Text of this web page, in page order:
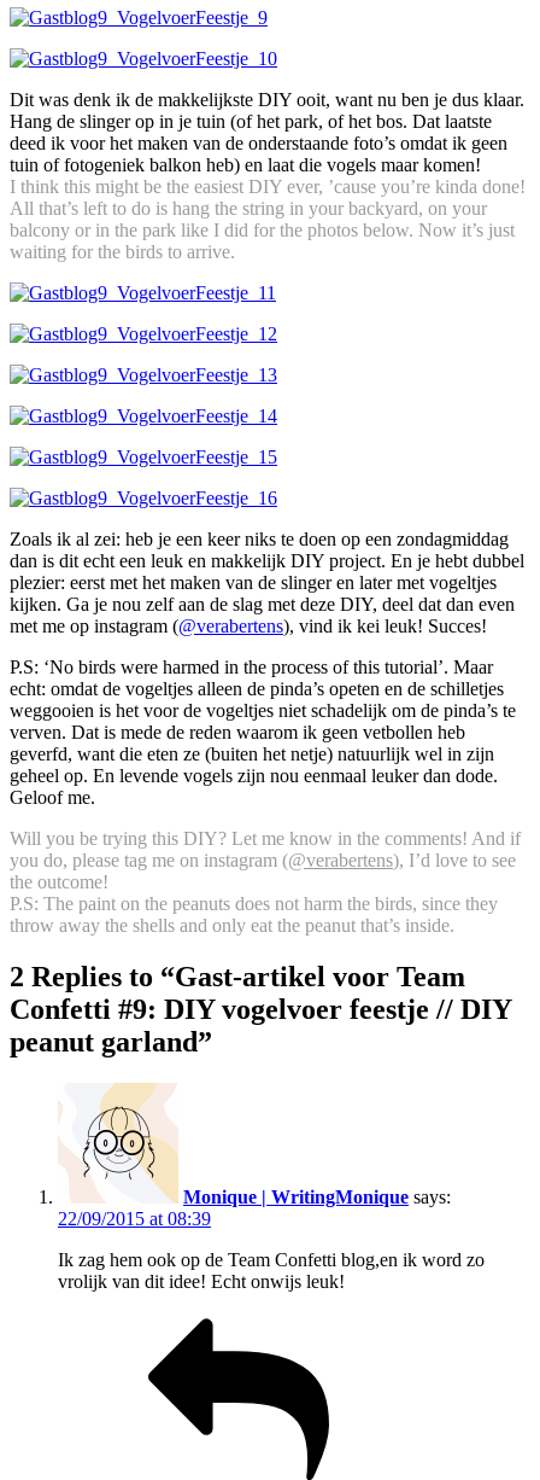
Dit was denk ik de makkelijkste DIY ooit, want nu ben je dus klaar.
Hang de slinger op in je tuin (of het park, of het bos. Dat laatste
deed ik voor het maken van de onderstaande foto’s omdat ik geen
tuin of fotogeniek balkon heb) en laat die vogels maar komen!
I think this might be the easiest DIY ever, ’cause you’re kinda done!
All that’s left to do is hang the string in your backyard, on your
balcony or in the park like I did for the photos below. Now it’s just
waiting for the birds to arrive.
Zoals ik al zei: heb je een keer niks te doen op een zondagmiddag
dan is dit echt een leuk en makkelijk DIY project. En je hebt dubbel
plezier: eerst met het maken van de slinger en later met vogeltjes
kijken. Ga je nou zelf aan de slag met deze DIY, deel dat dan even
met me op instagram (@verabertens), vind ik kei leuk! Succes!
P.S: ‘No birds were harmed in the process of this tutorial’. Maar
echt: omdat de vogeltjes alleen de pinda’s opeten en de schilletjes
weggooien is het voor de vogeltjes niet schadelijk om de pinda’s te
verven. Dat is mede de reden waarom ik geen vetbollen heb
geverfd, want die eten ze (buiten het netje) natuurlijk wel in zijn
geheel op. En levende vogels zijn nou eenmaal leuker dan dode.
Geloof me.
Will you be trying this DIY? Let me know in the comments! And if
you do, please tag me on instagram (@verabertens), I’d love to see
the outcome!
P.S: The paint on the peanuts does not harm the birds, since they
throw away the shells and only eat the peanut that’s inside.
2 Replies to “Gast-artikel voor Team
Confetti #9: DIY vogelvoer feestje // DIY
peanut garland”
Monique | WritingMonique says:
22/09/2015 at 08:39
Ik zag hem ook op de Team Confetti blog,en ik word zo
vrolijk van dit idee! Echt onwijs leuk!